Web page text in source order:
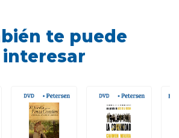
te puede
interesar